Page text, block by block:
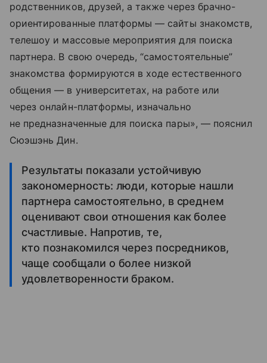
родственников, друзей, а также через брачно-
ориентированные платформы — сайты знакомств,
телешоу и массовые мероприятия для поиска
партнера. В свою очередь, “самостоятельные”
знакомства формируются в ходе естественного
общения — в университетах, на работе или
через онлайн-платформы, изначально
не предназначенные для поиска пары», — пояснил
Сюэшэнь Дин.
Результаты показали устойчивую
закономерность: люди, которые нашли
партнера самостоятельно, в среднем
оценивают свои отношения как более
счастливые. Напротив, те,
кто познакомился через посредников,
чаще сообщали о более низкой
удовлетворенности браком.